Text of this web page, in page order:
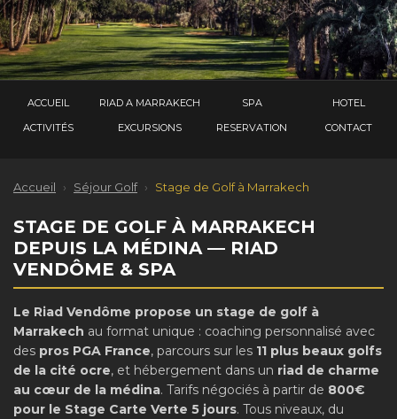
ACCUEIL RIAD A MARRAKECH SPA
HOTEL
ACTIVITÉS
EXCURSIONS RESERVATION CONTACT
Accueil › Séjour Golf › Stage de Golf à Marrakech
STAGE DE GOLF À MARRAKECH
DEPUIS LA MÉDINA — RIAD
VENDÔME & SPA
Le Riad Vendôme propose un stage de golf à
Marrakech au format unique : coaching personnalisé avec
des pros PGA France, parcours sur les 11 plus beaux golfs
de la cité ocre, et hébergement dans un riad de charme
au cœur de la médina. Tarifs négociés à partir de 800€
pour le Stage Carte Verte 5 jours. Tous niveaux, du